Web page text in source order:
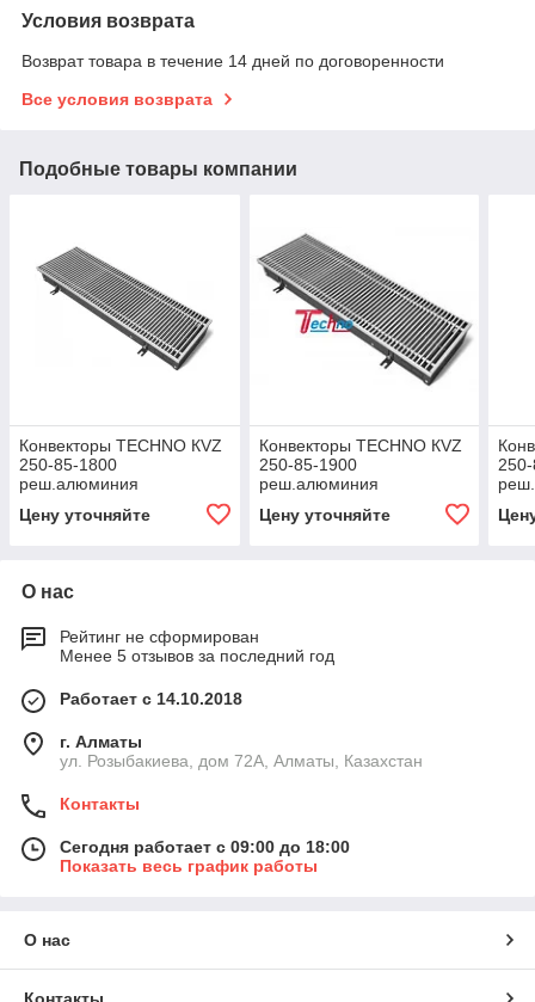
Условия возврата
Возврат товара в течение 14 дней по договоренности
Все условия возврата
Подобные товары компании
Конвекторы TECHNO КVZ
250-85-1800
реш.алюминия
Цену уточняйте
Конвекторы TECHNO КVZ
250-85-1900
реш.алюминия
Цену уточняйте
О нас
Рейтинг не сформирован
Менее 5 отзывов за последний год
Работает с 14.10.2018
г. Алматы
ул. Розыбакиева, дом 72А, Алматы, Казахстан
Контакты
Сегодня работает с 09:00 до 18:00
Показать весь график работы
О нас
Контакты